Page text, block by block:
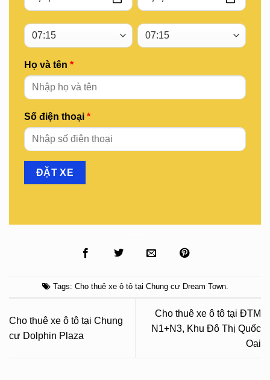
Họ và tên *
Số điện thoại *
Tags: Cho thuê xe ô tô tại Chung cư Dream Town.
Cho thuê xe ô tô tại Chung
cư Dolphin Plaza
Cho thuê xe ô tô tại ĐTM
N1+N3, Khu Đô Thị Quốc
Oai